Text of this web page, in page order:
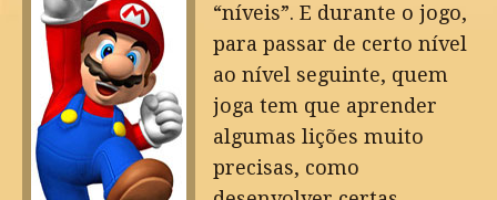
“níveis”. E durante o jogo,
para passar de certo nível
ao nível seguinte, quem
joga tem que aprender
algumas lições muito
precisas, como